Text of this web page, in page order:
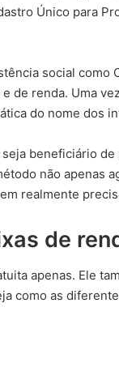
Único para
social como
de renda. Uma
do nome dos
beneficiário de
não apenas
realmente
de
apenas. Ele
como as